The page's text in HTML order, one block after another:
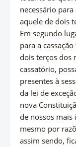
necessário
aquele de dois
Em segundo
para a
dois terços dos
cassatório,
presentes à
da lei de
nova
de nossos
mesmo por
assim sendo,